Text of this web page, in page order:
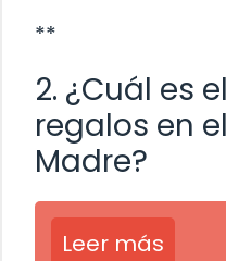
**
2. ¿Cuál es
regalos en
Madre?
Leer más